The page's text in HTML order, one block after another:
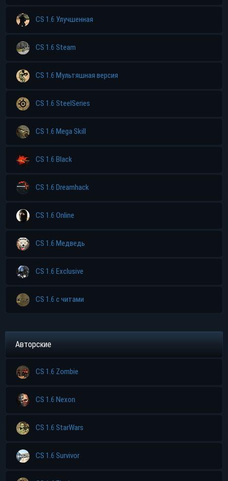
CS 1.6 Улучшенная
CS 1.6 Steam
CS 1.6 Мультяшная версия
CS 1.6 SteelSeries
CS 1.6 Mega Skill
CS 1.6 Black
CS 1.6 Dreamhack
CS 1.6 Online
CS 1.6 Медведь
CS 1.6 Exclusive
CS 1.6 с читами
Авторские
CS 1.6 Zombie
CS 1.6 Nexon
CS 1.6 StarWars
CS 1.6 Survivor